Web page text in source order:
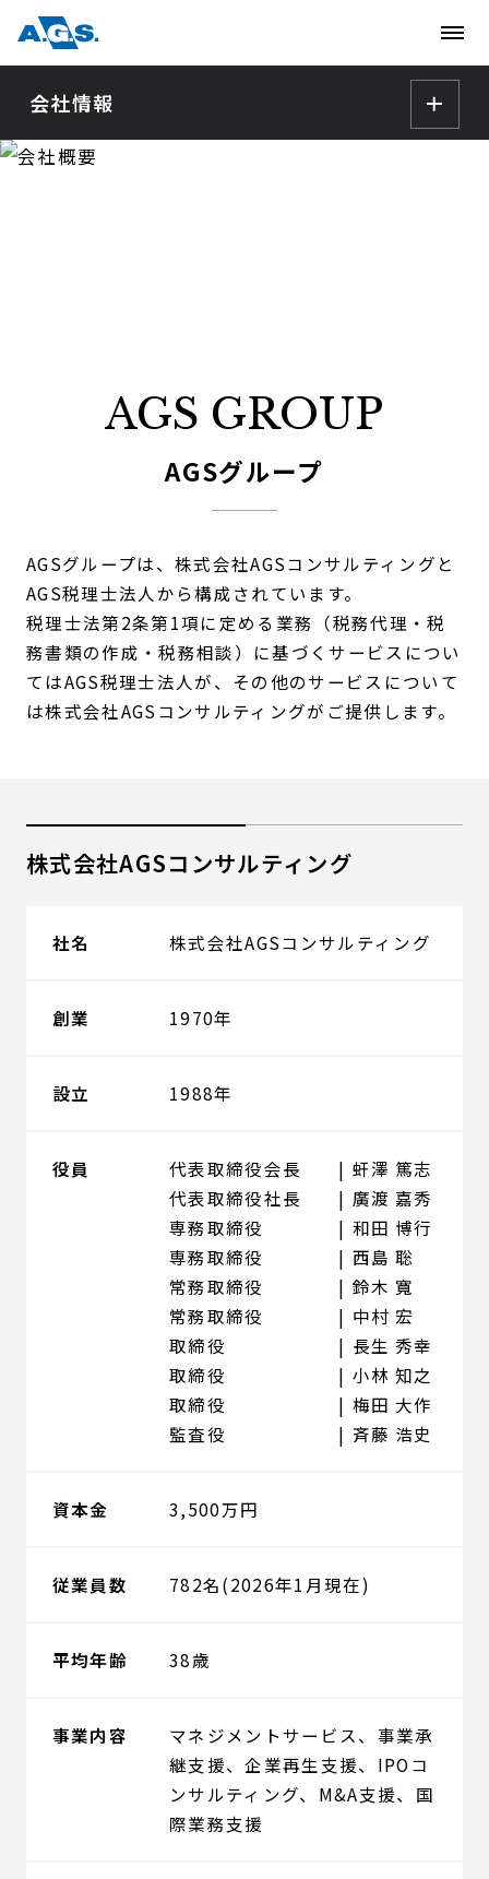
会社情報
AGS GROUP
AGSグループ
AGSグループは、株式会社AGSコンサルティングと
AGS税理士法人から構成されています。
税理士法第2条第1項に定める業務（税務代理・税
務書類の作成・税務相談）に基づくサービスについ
てはAGS税理士法人が、その他のサービスについて
は株式会社AGSコンサルティングがご提供します。
株式会社AGSコンサルティング
社名 株式会社AGSコンサルティング
創業 1970年
設立 1988年
役員 代表取締役会長
虷澤 篤志
代表取締役社長
廣渡 嘉秀
専務取締役
和田 博行
専務取締役
西島 聡
常務取締役
鈴木 寬
常務取締役
中村 宏
取締役
長生 秀幸
取締役
小林 知之
取締役
梅田 大作
監査役
斉藤 浩史
資本金 3,500万円
従業員数 782名(2026年1月現在)
平均年齢 38歳
事業内容
マネジメントサービス、事業承
継支援、企業再生支援、IPOコ
ンサルティング、M&A支援、国
際業務支援